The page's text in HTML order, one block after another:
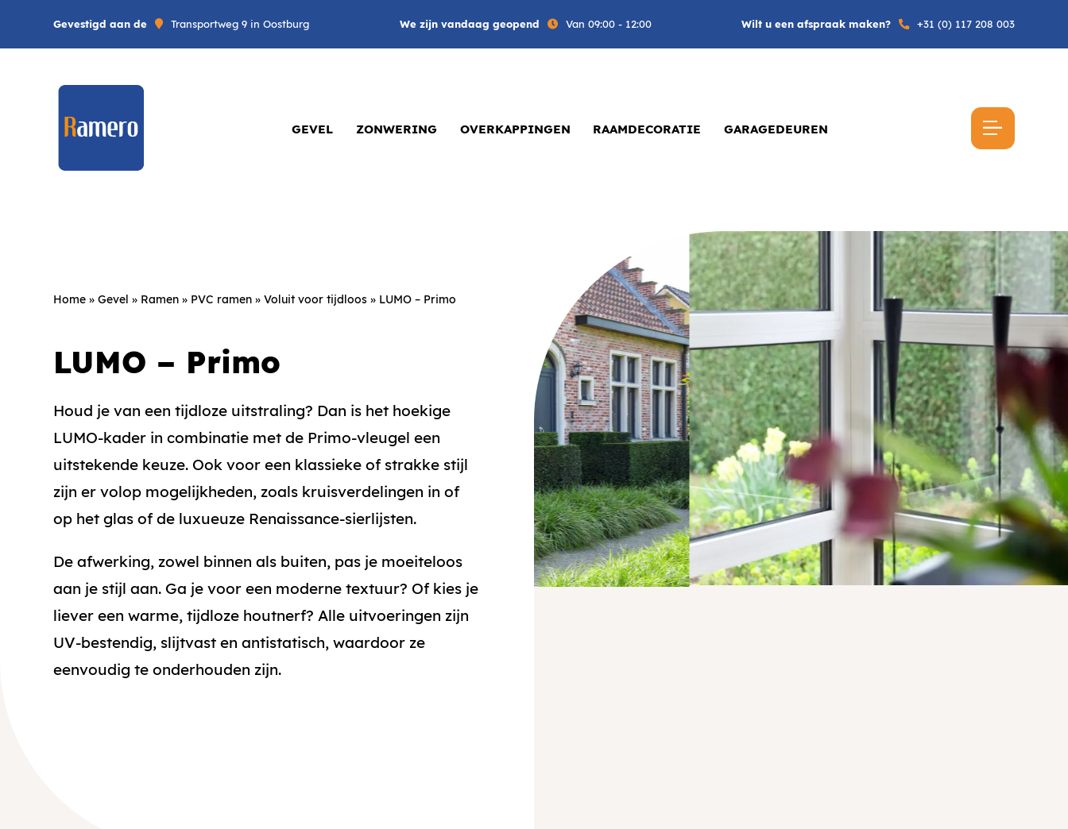
Gevestigd aan de Transportweg 9 in Oostburg We zijn vandaag geopend Van 09:00 - 12:00 Wilt u een afspraak maken? +31 (0) 117 208 003
GEVEL ZONWERING OVERKAPPINGEN RAAMDECORATIE GARAGEDEUREN
Home »Gevel » Ramen » PVC ramen »Voluit voor tijdloos » LUMO – Primo
LUMO – Primo
Houd je van een tijdloze uitstraling? Dan is het hoekige
LUMO-kader in combinatie met de Primo-vleugel een
uitstekende keuze. Ook voor een klassieke of strakke stijl
zijn er volop mogelijkheden, zoals kruisverdelingen in of
op het glas of de luxueuze Renaissance-sierlijsten.
De afwerking, zowel binnen als buiten, pas je moeiteloos
aan je stijl aan. Ga je voor een moderne textuur? Of kies je
liever een warme, tijdloze houtnerf? Alle uitvoeringen zijn
UV-bestendig, slijtvast en antistatisch, waardoor ze
eenvoudig te onderhouden zijn.